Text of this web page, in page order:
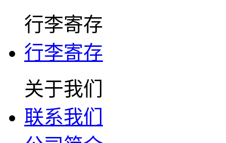
行李寄存
行李寄存
关于我们
联系我们